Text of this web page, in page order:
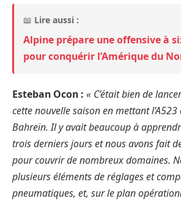
📖 Lire aussi :
Alpine prépare une offensive à
pour conquérir l’Amérique du
Esteban Ocon : « C’était bien de
cette nouvelle saison en mettant l’A523
Bahreïn. Il y avait beaucoup à
trois derniers jours et nous avons fait
pour couvrir de nombreux domaines.
plusieurs éléments de réglages et
pneumatiques, et, sur le plan